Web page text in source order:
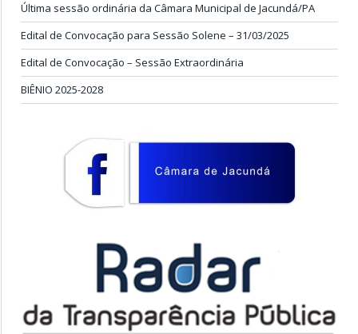
Última sessão ordinária da Câmara Municipal de Jacundá/PA
Edital de Convocação para Sessão Solene – 31/03/2025
Edital de Convocação – Sessão Extraordinária
BIÊNIO 2025-2028